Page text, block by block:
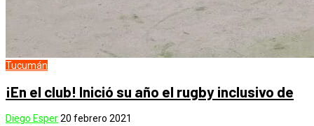
Tucumán
¡En el club! Inició su año el rugby inclusivo de
Diego Esper20 febrero 2021